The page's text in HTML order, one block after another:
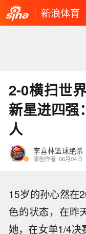
新浪体育
2-0横扫世
新星进四强
人
李喜林篮球绝杀
原创作者 06月04日
15岁的孙心然在
色的状态，在昨
她，在女单1/4决